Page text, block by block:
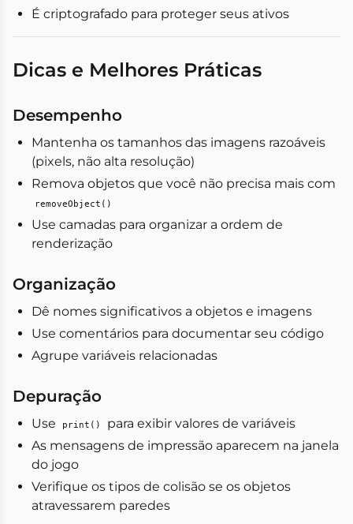
É criptografado para proteger seus ativos
Dicas e Melhores Práticas
Desempenho
Mantenha os tamanhos das imagens razoáveis
(pixels, não alta resolução)
Remova objetos que você não precisa mais com
removeObject()
Use camadas para organizar a ordem de
renderização
Organização
Dê nomes significativos a objetos e imagens
Use comentários para documentar seu código
Agrupe variáveis relacionadas
Depuração
Use print()
para exibir valores de variáveis
As mensagens de impressão aparecem na janela
do jogo
Verifique os tipos de colisão se os objetos
atravessarem paredes